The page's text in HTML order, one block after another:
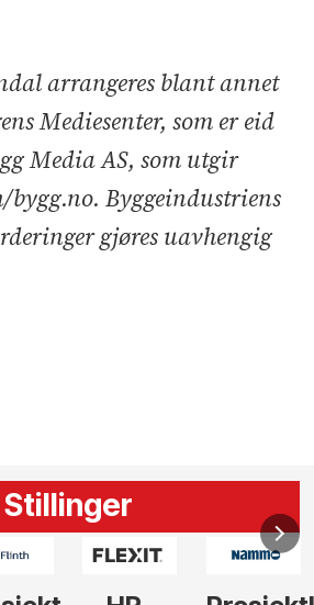
arrangeres blant annet
Mediesenter, som er eid
Media AS, som utgir
Byggeindustriens
gjøres uavhengig
Stillinger